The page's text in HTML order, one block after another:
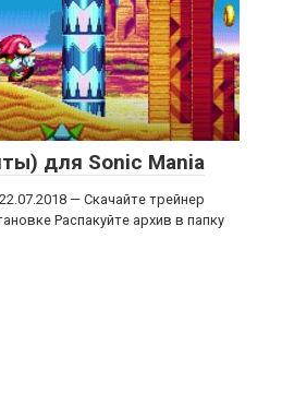
для Sonic Mania
— Скачайте трейнер
Распакуйте архив в папку